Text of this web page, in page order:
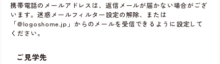
携帯電話のメールアドレスは、返信メールが届かない場合がござ
います。迷惑メールフィルター設定の解除、または
「@logoshome.jp」からのメールを受信できるように設定して
ください。
ご見学先